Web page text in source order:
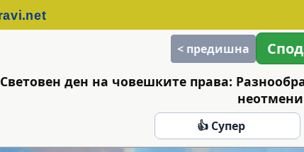
< предишна
Световен ден на човешките права:
👍 Супер